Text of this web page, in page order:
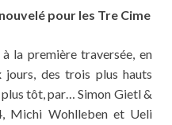
pour les Tre Cime
la première traversée, en
des trois plus hauts
tôt, par… Simon Gietl &
Michi Wohlleben et Ueli